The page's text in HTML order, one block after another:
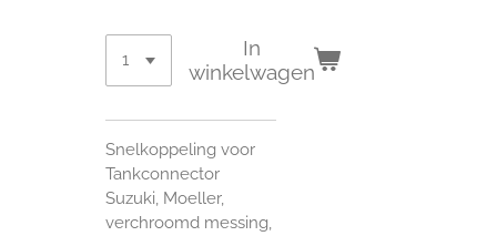
In
winkelwagen
Snelkoppeling voor
Tankconnector
Suzuki, Moeller,
verchroomd messing,